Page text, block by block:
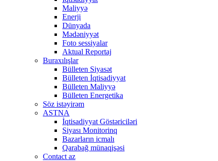
Maliyyə
Enerji
Dünyada
Mədəniyyət
Foto sessiyalar
Aktual Reportaj
Buraxılışlar
Bülleten Siyasət
Bülleten İqtisadiyyat
Bülleten Maliyyə
Bülleten Energetika
Söz istəyirəm
ASTNA
İqtisadiyyat Göstəriciləri
Siyası Monitorinq
Bazarların icmalı
Qarabağ münaqişəsi
Contact az